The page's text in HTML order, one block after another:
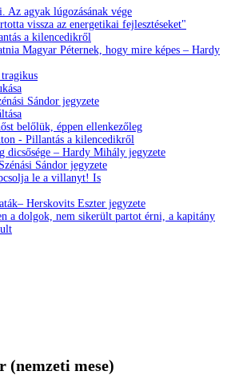
Az agyak lúgozásának vége
vissza az energetikai fejlesztéseket"
a kilencedikről
Magyar Péternek, hogy mire képes – Hardy
Sándor jegyzete
belőlük, éppen ellenkezőleg
- Pillantás a kilencedikről
– Hardy Mihály jegyzete
Sándor jegyzete
le a villanyt! Is
Herskovits Eszter jegyzete
a dolgok, nem sikerült partot érni, a kapitány
(nemzeti mese)